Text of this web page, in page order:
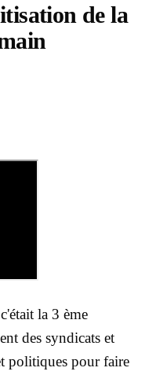
de la
la 3 ème
des syndicats et
politiques pour faire